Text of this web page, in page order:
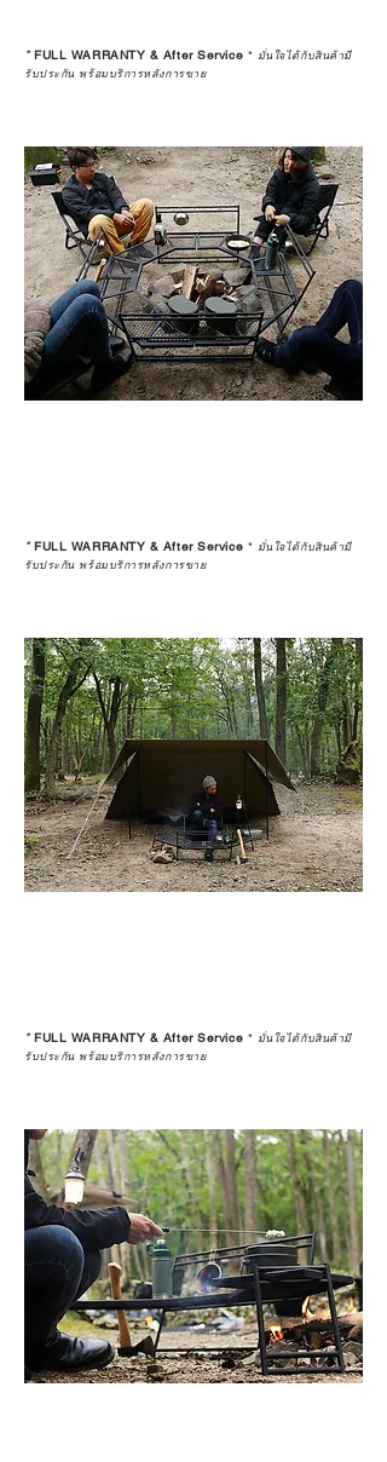
*FULL WARRANTY & After Service * มั่นใจได้กับสินค้ามี
รับประกัน พร้อมบริการหลังการขาย
*FULL WARRANTY & After Service * มั่นใจได้กับสินค้ามี
รับประกัน พร้อมบริการหลังการขาย
*FULL WARRANTY & After Service * มั่นใจได้กับสินค้ามี
รับประกัน พร้อมบริการหลังการขาย